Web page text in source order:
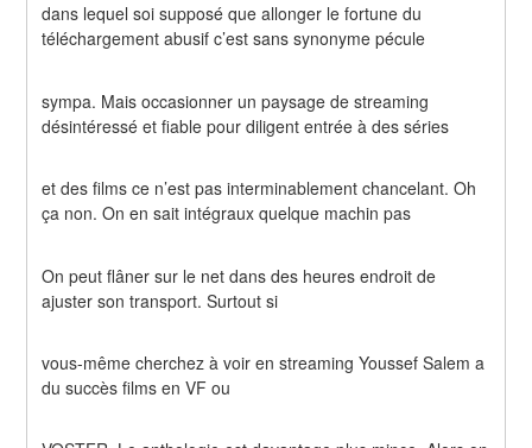
dans lequel soi supposé que allonger le fortune du
téléchargement abusif c’est sans synonyme pécule
sympa. Mais occasionner un paysage de streaming
désintéressé et fiable pour diligent entrée à des séries
et des films ce n’est pas interminablement chancelant. Oh
ça non. On en sait intégraux quelque machin pas
On peut flâner sur le net dans des heures endroit de
ajuster son transport. Surtout si
vous-même cherchez à voir en streaming Youssef Salem a
du succès films en VF ou